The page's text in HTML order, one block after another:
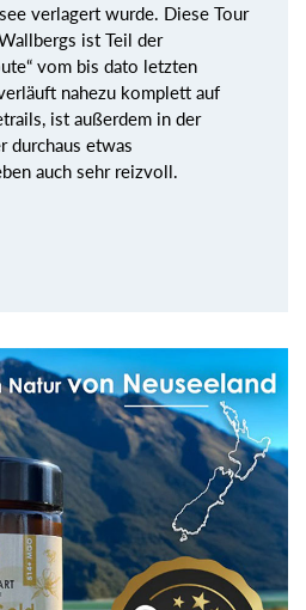
verlagert wurde. Diese Tour
ist Teil der
vom bis dato letzten
nahezu komplett auf
ist außerdem in der
durchaus etwas
auch sehr reizvoll.